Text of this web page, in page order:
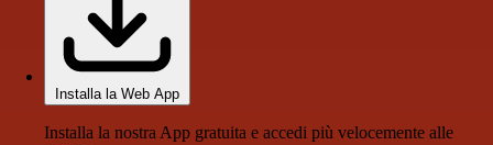
Installa la Web App
Installa la nostra App gratuita e accedi più velocemente alle